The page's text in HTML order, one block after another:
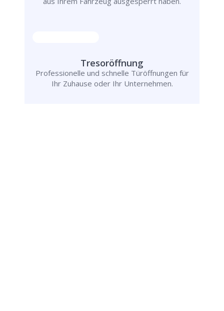
Tresoröffnung
Professionelle und schnelle Türöffnungen für
Ihr Zuhause oder Ihr Unternehmen.